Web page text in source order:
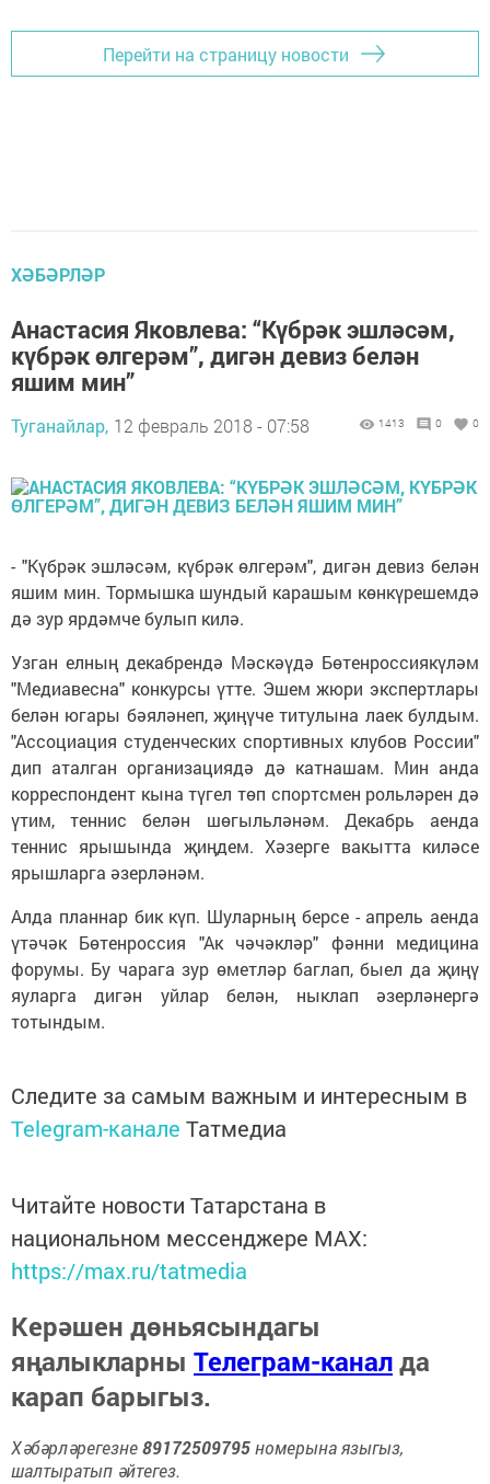
Перейти на страницу новости
ХӘБӘРЛӘР
Анастасия Яковлева: “Күбрәк эшләсәм,
күбрәк өлгерәм”, дигән девиз белән
яшим мин”
Туганайлар, 12 февраль 2018 - 07:58 1413 0 0
- "Күбрәк эшләсәм, күбрәк өлгерәм", дигән девиз белән
яшим мин. Тормышка шундый карашым көнкүрешемдә
дә зур ярдәмче булып килә.
Узган елның декабрендә Мәскәүдә Бөтенроссиякүләм
"Медиавесна" конкурсы үтте. Эшем жюри экспертлары
белән югары бәяләнеп, җиңүче титулына лаек булдым.
"Ассоциация студенческих спортивных клубов России"
дип аталган организациядә дә катнашам. Мин анда
корреспондент кына түгел төп спортсмен рольләрен дә
үтим, теннис белән шөгыльләнәм. Декабрь аенда
теннис ярышында җиңдем. Хәзерге вакытта киләсе
ярышларга әзерләнәм.
Алда планнар бик күп. Шуларның берсе - апрель аенда
үтәчәк Бөтенроссия "Ак чәчәкләр" фәнни медицина
форумы. Бу чарага зур өметләр баглап, быел да җиңү
яуларга дигән уйлар белән, ныклап әзерләнергә
тотындым.
Следите за самым важным и интересным в
Telegram-канале Татмедиа
Читайте новости Татарстана в
национальном мессенджере MАХ:
https://max.ru/tatmedia
Керәшен дөньясындагы
яңалыкларны Телеграм-каналда
карап барыгыз.
Хәбәрләрегезне89172509795номерына языгыз,
шалтыратып әйтегез.